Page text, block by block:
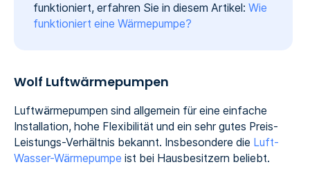
funktioniert, erfahren Sie in diesem Artikel: Wie
funktioniert eine Wärmepumpe?
Wolf Luftwärmepumpen
Luftwärmepumpen sind allgemein für eine einfache
Installation, hohe Flexibilität und ein sehr gutes Preis-
Leistungs-Verhältnis bekannt. Insbesondere die Luft-
Wasser-Wärmepumpe ist bei Hausbesitzern beliebt.